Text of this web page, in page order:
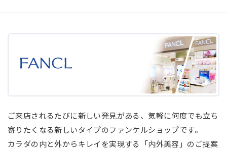
ご来店されるたびに新しい発見がある、気軽に何度でも立ち
寄りたくなる新しいタイプのファンケルショップです。
カラダの内と外からキレイを実現する「内外美容」のご提案